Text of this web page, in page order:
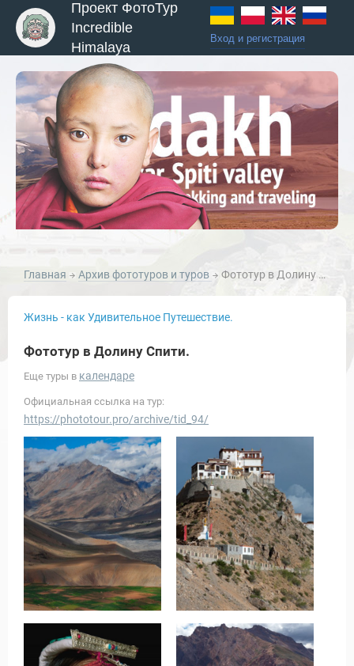
Проект ФотоТур
Incredible
Himalaya
Вход и регистрация
Главная Архив фототуров и туров Фототур в Долину Спити.
Жизнь - как Удивительное Путешествие.
Фототур в Долину Спити.
Еще туры в календаре
Официальная ссылка на тур:
https://phototour.pro/archive/tid_94/